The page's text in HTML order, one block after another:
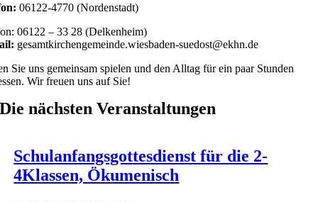
06122-4770 (Nordenstadt)
06122 – 33 28 (Delkenheim)
gesamtkirchengemeinde.wiesbaden-suedost@ekhn.de
Sie uns gemeinsam spielen und den Alltag für ein paar Stunden
Wir freuen uns auf Sie!
Die nächsten Veranstaltungen
Schulanfangsgottesdienst für die 2-
4Klassen, Ökumenisch